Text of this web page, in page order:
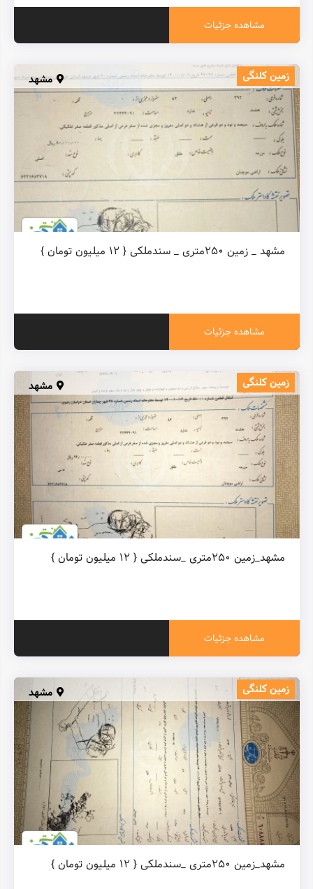
مشاهده جزئیات
زمین کلنگی مشهد
مشهد _ زمین ۲۵۰متری _ سندملکی { ۱۲ میلیون تومان }
مشاهده جزئیات
زمین کلنگی مشهد
مشهد_زمین ۲۵۰متری _سندملکی { ۱۲ میلیون تومان }
مشاهده جزئیات
زمین کلنگی مشهد
مشهد_زمین ۲۵۰متری _سندملکی { ۱۲ میلیون تومان }